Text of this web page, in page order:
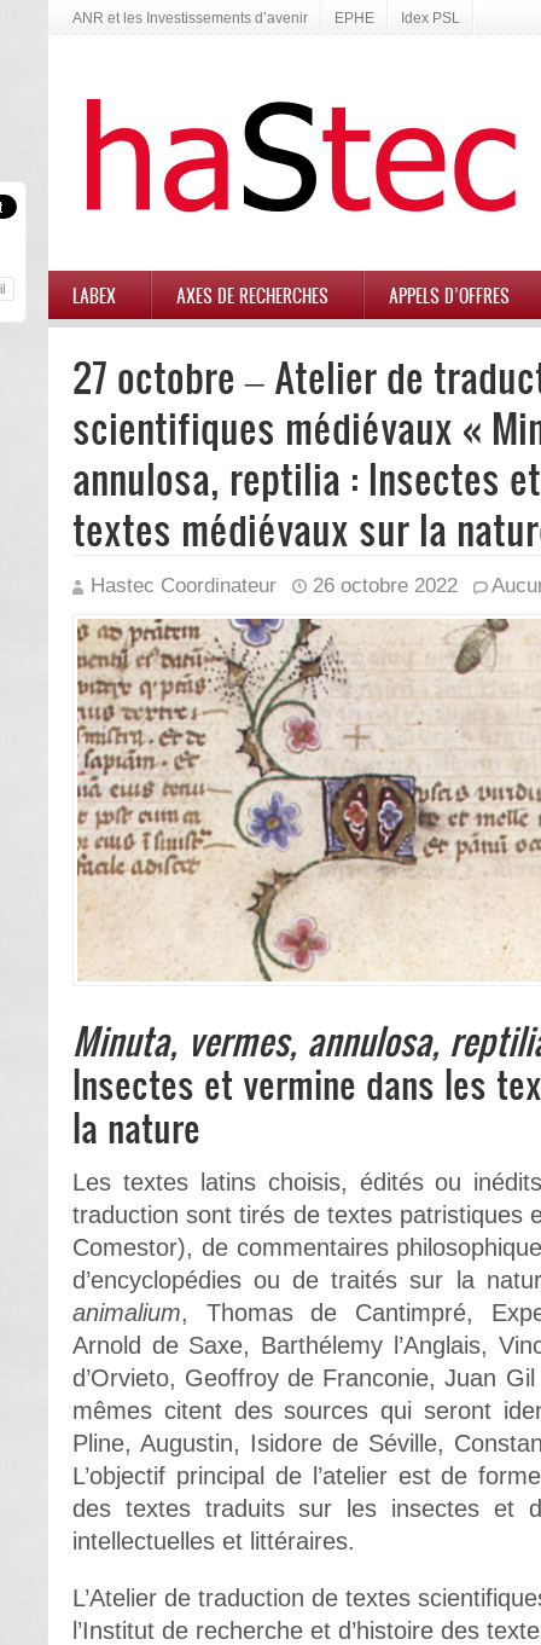
ANR et les Investissements d’avenir EPHE Idex PSL
LABEX AXES DE RECHERCHES APPELS D’OFFRES
27 octobre – Atelier de
scientifiques médiévaux «
annulosa, reptilia : Insectes
textes médiévaux sur la
Hastec Coordinateur 26 octobre 2022
Minuta, vermes, annulosa,
Insectes et vermine dans les
la nature
Les textes latins choisis, édités ou
traduction sont tirés de textes patristiques
Comestor), de commentaires
d’encyclopédies ou de traités sur la
animalium, Thomas de Cantimpré,
Arnold de Saxe, Barthélemy l’Anglais,
d’Orvieto, Geoffroy de Franconie, Juan
mêmes citent des sources qui seront
Pline, Augustin, Isidore de Séville,
L’objectif principal de l’atelier est de
des textes traduits sur les insectes et
intellectuelles et littéraires.
L’Atelier de traduction de textes
l’Institut de recherche et d’histoire des